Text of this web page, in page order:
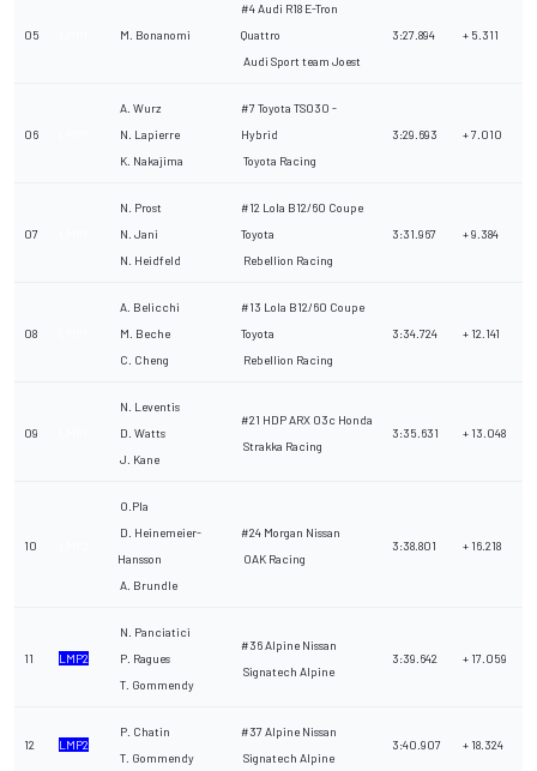
05 M. Bonanomi
#4 Audi R18 E-Tron
Quattro
Audi Sport team Joest
3:27.894 + 5.311
06
A. Wurz
N. Lapierre
K. Nakajima
#7 Toyota TS030 -
Hybrid
Toyota Racing
3:29.693 + 7.010
07
N. Prost
N. Jani
N. Heidfeld
#12 Lola B12/60 Coupe
Toyota
Rebellion Racing
3:31.967 + 9.384
08
A. Belicchi
M. Beche
C. Cheng
#13 Lola B12/60 Coupe
Toyota
Rebellion Racing
3:34.724 + 12.141
09
N. Leventis
D. Watts
J. Kane
#21 HDP ARX 03c Honda
Strakka Racing
3:35.631 + 13.048
10
O.Pla
D. Heinemeier-
Hansson
A. Brundle
#24 Morgan Nissan
OAK Racing
3:38.801 + 16.218
11 LMP2
N. Panciatici
P. Ragues
T. Gommendy
#36 Alpine Nissan
Signatech Alpine
3:39.642 + 17.059
12 LMP2
P. Chatin
T. Gommendy
#37 Alpine Nissan
Signatech Alpine
3:40.907 + 18.324